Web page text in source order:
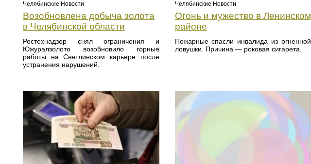
Челябинские Новости
Возобновлена добыча золота
в Челябинской области
Ростехнадзор снял ограничения и
Южуралзолото возобновило горные
работы на Светлинском карьере после
устранения нарушений.
Челябинские Новости
Огонь и мужество в Ленинском
районе
Пожарные спасли инвалида из огненной
ловушки. Причина — роковая сигарета.